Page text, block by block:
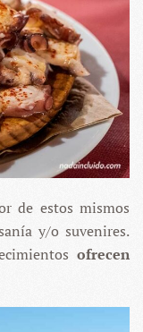
de estos mismos
y/o suvenires.
ofrecen